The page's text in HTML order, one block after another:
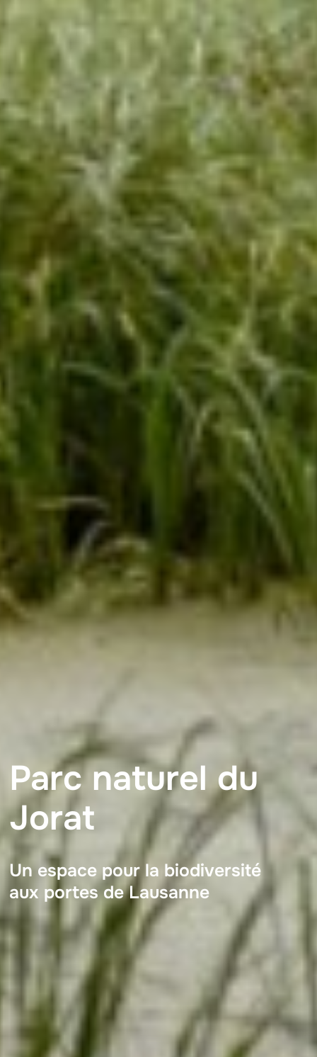
Parc naturel du
Jorat
Un espace pour la biodiversité
aux portes de Lausanne